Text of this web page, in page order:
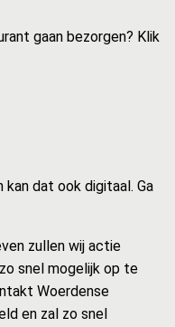
gaan bezorgen? Klik
dat ook digitaal. Ga
zullen wij actie
snel mogelijk op te
Woerdense
en zal zo snel